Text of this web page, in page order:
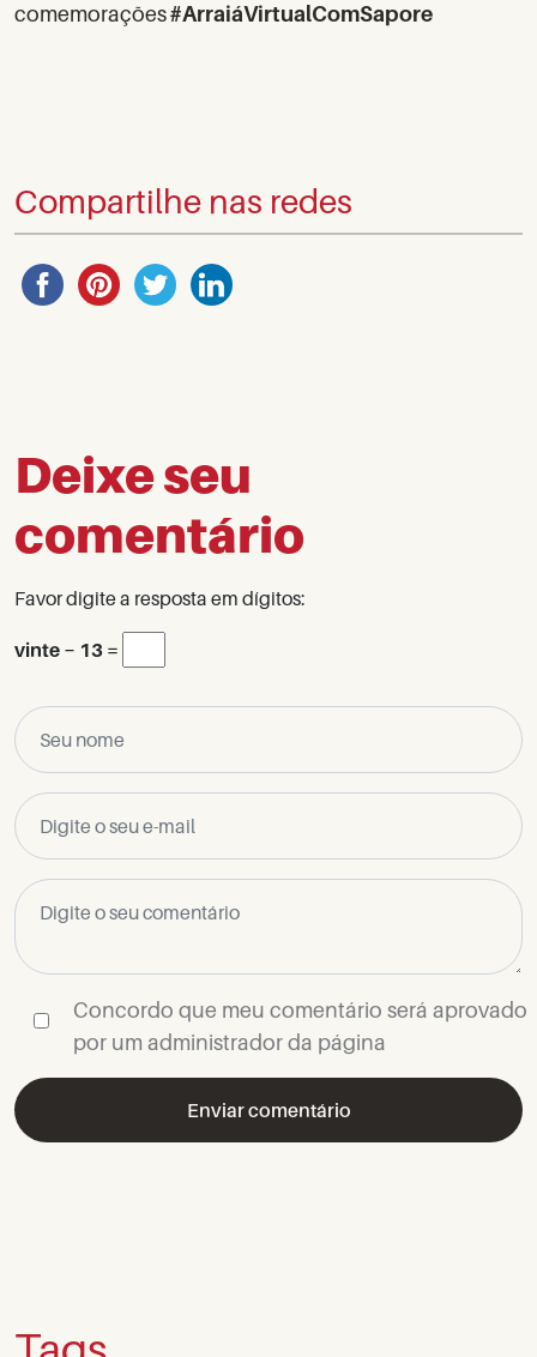
comemorações#ArraiáVirtualComSapore
Compartilhe nas redes
Deixe seu
comentário
Concordo que meu comentário será aprovado
por um administrador da página
Favor digite a resposta em dígitos:
vinte − 13 =